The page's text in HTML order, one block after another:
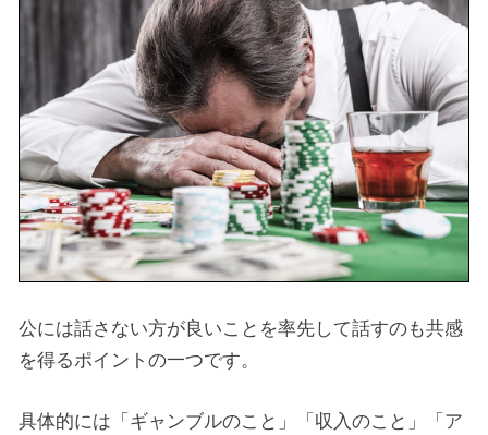
公には話さない方が良いことを率先して話すのも共感
を得るポイントの一つです。
具体的には「ギャンブルのこと」「収入のこと」「ア